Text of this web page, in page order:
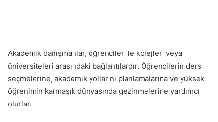
Akademik danışmanlar, öğrenciler ile kolejleri veya
üniversiteleri arasındaki bağlantılardır. Öğrencilerin ders
seçmelerine, akademik yollarını planlamalarına ve yüksek
öğrenimin karmaşık dünyasında gezinmelerine yardımcı
olurlar.